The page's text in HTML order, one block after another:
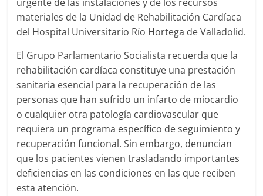
materiales de la Unidad de Rehabilitación Cardíaca
del Hospital Universitario Río Hortega de Valladolid.
El Grupo Parlamentario Socialista recuerda que la
rehabilitación cardíaca constituye una prestación
sanitaria esencial para la recuperación de las
personas que han sufrido un infarto de miocardio
o cualquier otra patología cardiovascular que
requiera un programa específico de seguimiento y
recuperación funcional. Sin embargo, denuncian
que los pacientes vienen trasladando importantes
deficiencias en las condiciones en las que reciben
esta atención.